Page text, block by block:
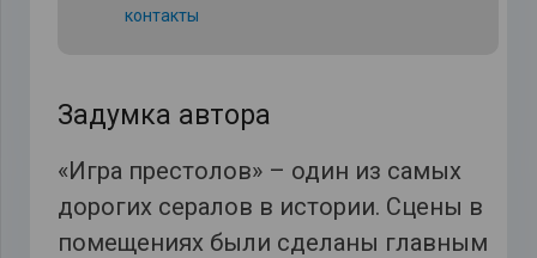
контакты
Задумка автора
«Игра престолов» – один из самых
дорогих сералов в истории. Сцены в
помещениях были сделаны главным